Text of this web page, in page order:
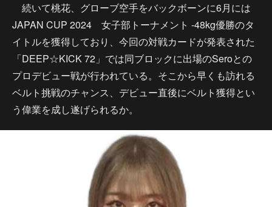
続いて桃花、グローブ空手をバックボーンに6月には
JAPAN CUP 2024 女子部トーナメント -48kg優勝のタ
イトルを獲得しており、今回の対戦カードが発表された
「DEEP☆KICK 72」では同ブロックに出場のSeroとの
プロデビュー戦が行われている。そこから早くも訪れる
ベルト挑戦のチャンス、デビュー直後にベルト獲得とい
う偉業を成し遂げられるか。